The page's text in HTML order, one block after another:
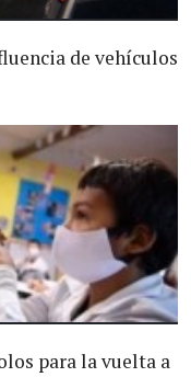
de vehículos
para la vuelta a